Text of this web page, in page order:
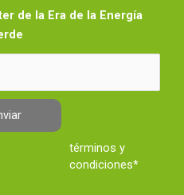
de la Era de la Energía
términos y
condiciones*